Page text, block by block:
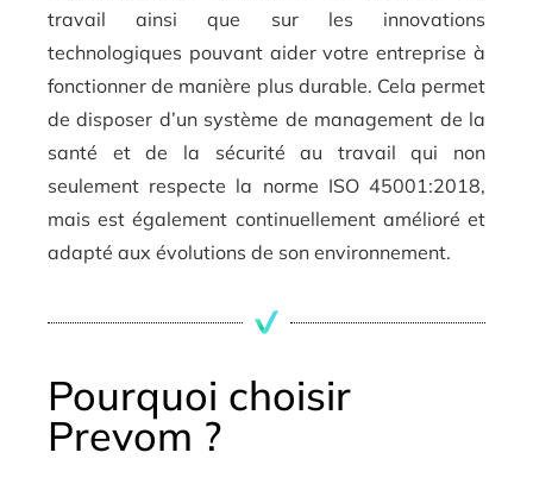
travail ainsi que sur les innovations
technologiques pouvant aider votre entreprise à
fonctionner de manière plus durable. Cela permet
de disposer d’un système de management de la
santé et de la sécurité au travail qui non
seulement respecte la norme ISO 45001:2018,
mais est également continuellement amélioré et
adapté aux évolutions de son environnement.
Pourquoi choisir
Prevom ?